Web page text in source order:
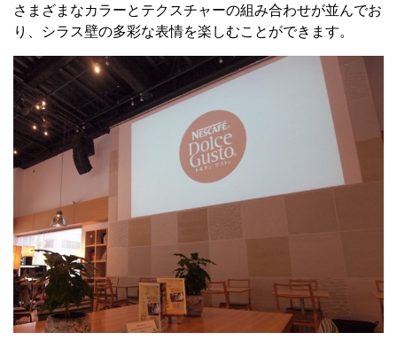
さまざまなカラーとテクスチャーの組み合わせが並んでお
り、シラス壁の多彩な表情を楽しむことができます。